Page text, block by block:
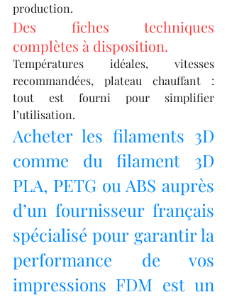
production.
Des fiches techniques
complètes à disposition.
Températures idéales, vitesses
recommandées, plateau chauffant :
tout est fourni pour simplifier
l’utilisation.
Acheter les filaments 3D
comme du filament 3D
PLA, PETG ou ABS auprès
d’un fournisseur français
spécialisé pour garantir la
performance de vos
impressions FDM est un